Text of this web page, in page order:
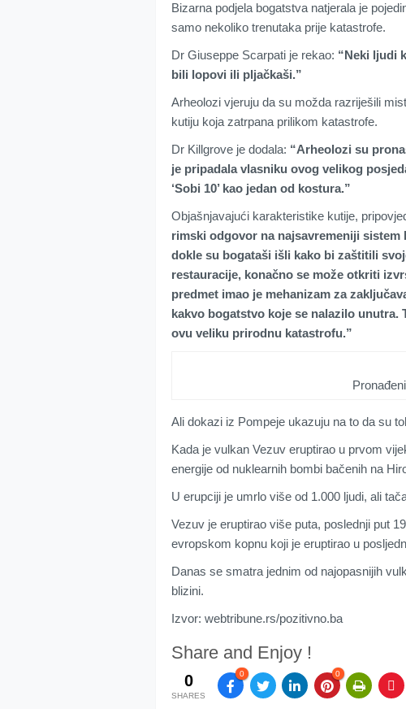
Bizarna podjela bogatstva natjerala je
samo nekoliko trenutaka prije katastrofe.
Dr Giuseppe Scarpati je rekao: “Neki ljudi
bili lopovi ili pljačkaši.”
Arheolozi vjeruju da su možda razriješili
kutiju koja zatrpana prilikom katastrofe.
Dr Killgrove je dodala: “Arheolozi su
je pripadala vlasniku ovog velikog
‘Sobi 10’ kao jedan od kostura.”
Objašnjavajući karakteristike kutije,
rimski odgovor na najsavremeniji sistem
dokle su bogataši išli kako bi zaštitili
restauracije, konačno se može otkriti
predmet imao je mehanizam za
kakvo bogatstvo koje se nalazilo
ovu veliku prirodnu katastrofu.”
Ali dokazi iz Pompeje ukazuju na to da su
Kada je vulkan Vezuv eruptirao u prvom
energije od nuklearnih bombi bačenih na
U erupciji je umrlo više od 1.000 ljudi, ali
Vezuv je eruptirao više puta, poslednji put
evropskom kopnu koji je eruptirao u
Danas se smatra jednim od najopasnijih
blizini.
Izvor: webtribune.rs/pozitivno.ba
Share and Enjoy !
0
SHARES
0 0